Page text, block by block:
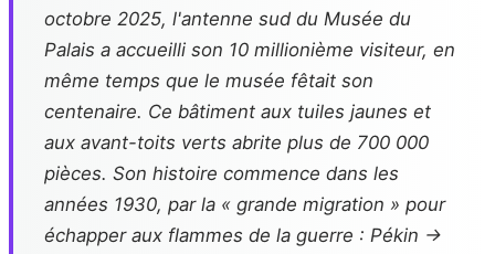
octobre 2025, l'antenne sud du Musée du
Palais a accueilli son 10 millionième visiteur, en
même temps que le musée fêtait son
centenaire. Ce bâtiment aux tuiles jaunes et
aux avant-toits verts abrite plus de 700 000
pièces. Son histoire commence dans les
années 1930, par la « grande migration » pour
échapper aux flammes de la guerre : Pékin →